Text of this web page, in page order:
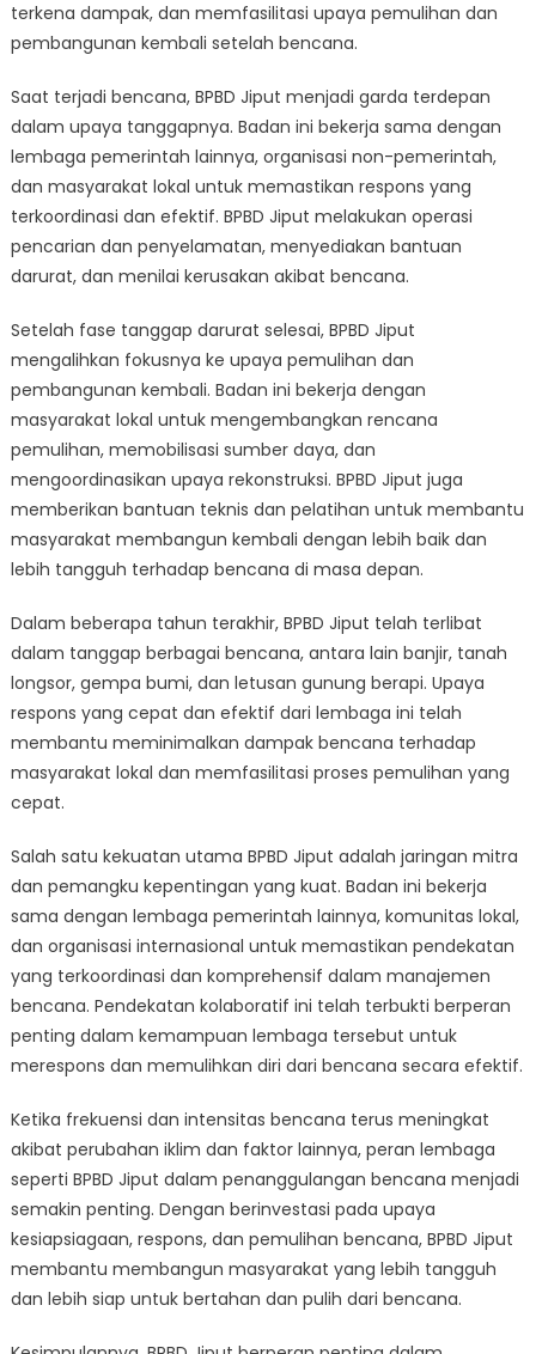
terkena dampak, dan memfasilitasi upaya pemulihan dan
pembangunan kembali setelah bencana.
Saat terjadi bencana, BPBD Jiput menjadi garda terdepan
dalam upaya tanggapnya. Badan ini bekerja sama dengan
lembaga pemerintah lainnya, organisasi non-pemerintah,
dan masyarakat lokal untuk memastikan respons yang
terkoordinasi dan efektif. BPBD Jiput melakukan operasi
pencarian dan penyelamatan, menyediakan bantuan
darurat, dan menilai kerusakan akibat bencana.
Setelah fase tanggap darurat selesai, BPBD Jiput
mengalihkan fokusnya ke upaya pemulihan dan
pembangunan kembali. Badan ini bekerja dengan
masyarakat lokal untuk mengembangkan rencana
pemulihan, memobilisasi sumber daya, dan
mengoordinasikan upaya rekonstruksi. BPBD Jiput juga
memberikan bantuan teknis dan pelatihan untuk membantu
masyarakat membangun kembali dengan lebih baik dan
lebih tangguh terhadap bencana di masa depan.
Dalam beberapa tahun terakhir, BPBD Jiput telah terlibat
dalam tanggap berbagai bencana, antara lain banjir, tanah
longsor, gempa bumi, dan letusan gunung berapi. Upaya
respons yang cepat dan efektif dari lembaga ini telah
membantu meminimalkan dampak bencana terhadap
masyarakat lokal dan memfasilitasi proses pemulihan yang
cepat.
Salah satu kekuatan utama BPBD Jiput adalah jaringan mitra
dan pemangku kepentingan yang kuat. Badan ini bekerja
sama dengan lembaga pemerintah lainnya, komunitas lokal,
dan organisasi internasional untuk memastikan pendekatan
yang terkoordinasi dan komprehensif dalam manajemen
bencana. Pendekatan kolaboratif ini telah terbukti berperan
penting dalam kemampuan lembaga tersebut untuk
merespons dan memulihkan diri dari bencana secara efektif.
Ketika frekuensi dan intensitas bencana terus meningkat
akibat perubahan iklim dan faktor lainnya, peran lembaga
seperti BPBD Jiput dalam penanggulangan bencana menjadi
semakin penting. Dengan berinvestasi pada upaya
kesiapsiagaan, respons, dan pemulihan bencana, BPBD Jiput
membantu membangun masyarakat yang lebih tangguh
dan lebih siap untuk bertahan dan pulih dari bencana.